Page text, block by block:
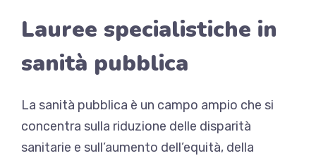
Lauree specialistiche in
sanità pubblica
La sanità pubblica è un campo ampio che si
concentra sulla riduzione delle disparità
sanitarie e sull’aumento dell’equità, della